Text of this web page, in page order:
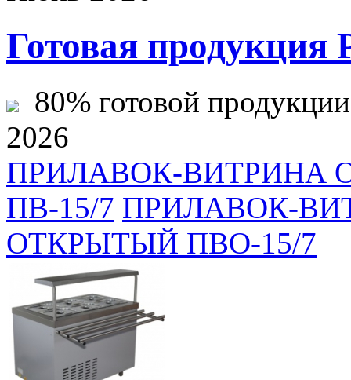
Готовая продукция
80% готовой
2026
ПРИЛАВОК-
ПВ-15/7 ПРИЛАВОК-
ОТКРЫТЫЙ ПВО-15/7